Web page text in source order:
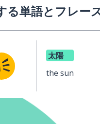
る単語とフレー
太陽
the sun